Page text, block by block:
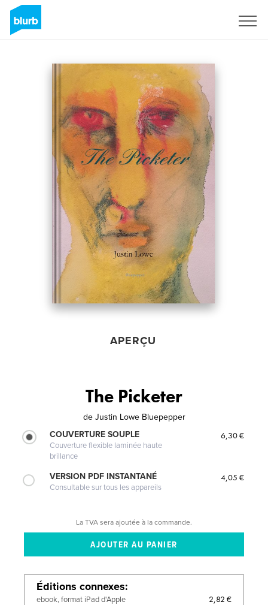
APERÇU
The Picketer
de Justin Lowe Bluepepper
COUVERTURE SOUPLE
Couverture flexible laminée haute
brillance
6,30 €
VERSION PDF INSTANTANÉ
Consultable sur tous les appareils
4,05 €
La TVA sera ajoutée à la commande.
Éditions connexes
ebook, format iPad d'Apple 2,82 €